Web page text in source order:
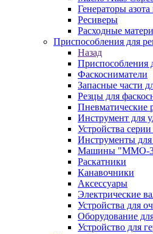
Генераторы
Ресиверы
Расходные
Приспособления для
Назад
Приспособления
Фаскосниматели
Запасные части
Резцы для
Пневматические
Инструмент для
Устройства
Инструменты для
Машины "ММО-38-
Раскатники
Канавочники
Аксессуары
Электрические
Устройства для
Оборудование
Устройство для